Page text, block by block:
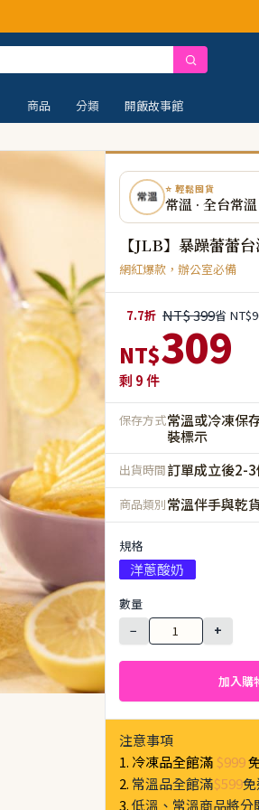
商品 分類
開飯故事館
⭐ 輕鬆囤貨
常溫 · 全台常溫
【JLB】暴躁蕾蕾
網紅爆款，辦公室必備
7.7折 NT$ 399省
NT$309
剩 9件
保存方式常溫或冷凍保
裝標示
出貨時間訂單成立後2-
商品類別常溫伴手與乾
規格
洋蔥酸奶
數量
−
+
加入購
注意事項
1. 冷凍品全館滿 $999
2. 常溫品全館滿$599
3.低溫、常溫商品將